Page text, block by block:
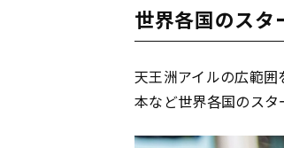
世界各国のスタ
天王洲アイルの広範
本など世界各国のスタ